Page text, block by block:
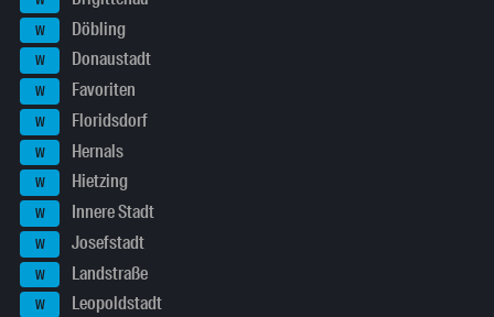
W Döbling
W Donaustadt
W Favoriten
W Floridsdorf
W Hernals
W Hietzing
W Innere Stadt
W Josefstadt
W Landstraße
W Leopoldstadt